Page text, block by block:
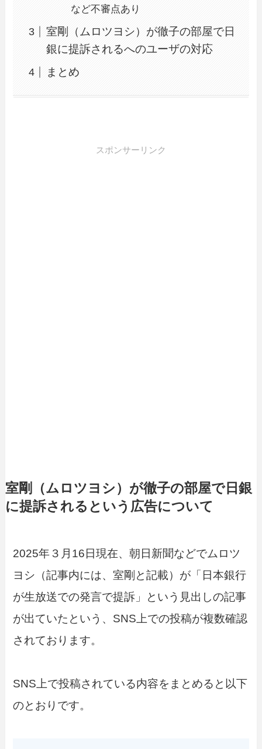
など不審点あり
室剛（ムロツヨシ）が徹子の部屋で日
銀に提訴されるへのユーザの対応
まとめ
スポンサーリンク
室剛（ムロツヨシ）が徹子の部屋で日銀
に提訴されるという広告について
2025年３月16日現在、朝日新聞などでムロツ
ヨシ（記事内には、室剛と記載）が「日本銀行
が生放送での発言で提訴」という見出しの記事
が出ていたという、SNS上での投稿が複数確認
されております。
SNS上で投稿されている内容をまとめると以下
のとおりです。